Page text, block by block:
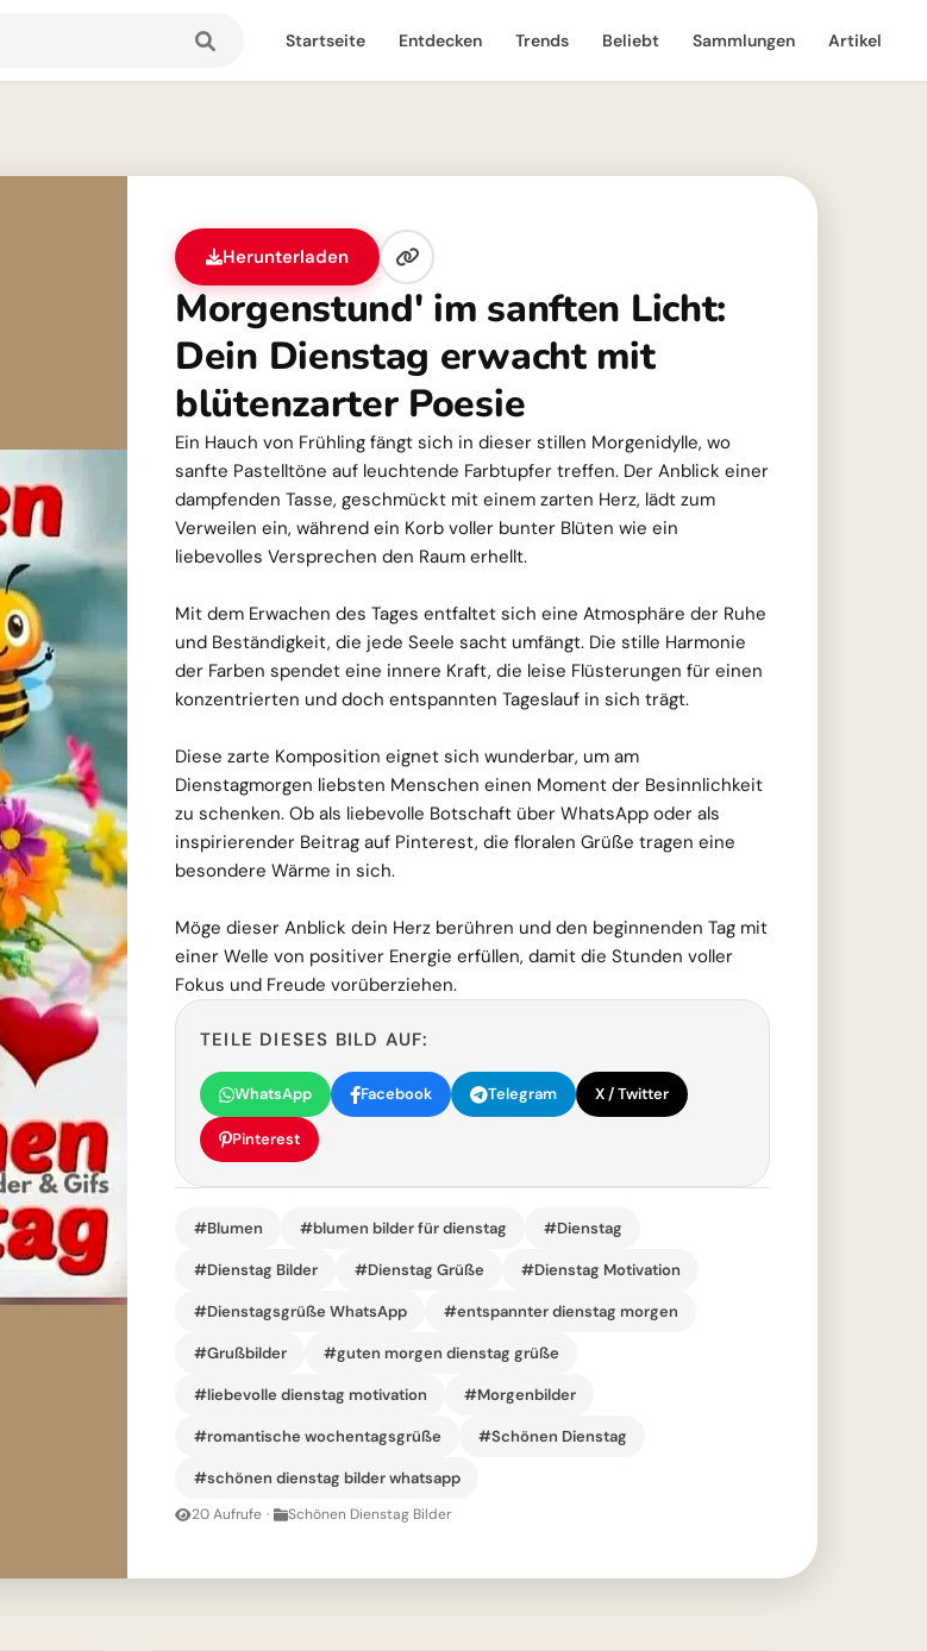
Startseite Entdecken Trends Beliebt Sammlungen Artikel
Herunterladen
Morgenstund' im sanften Licht:
Dein Dienstag erwacht mit
blütenzarter Poesie
Ein Hauch von Frühling fängt sich in dieser stillen Morgenidylle, wo
sanfte Pastelltöne auf leuchtende Farbtupfer treffen. Der Anblick einer
dampfenden Tasse, geschmückt mit einem zarten Herz, lädt zum
Verweilen ein, während ein Korb voller bunter Blüten wie ein
liebevolles Versprechen den Raum erhellt.
Mit dem Erwachen des Tages entfaltet sich eine Atmosphäre der Ruhe
und Beständigkeit, die jede Seele sacht umfängt. Die stille Harmonie
der Farben spendet eine innere Kraft, die leise Flüsterungen für einen
konzentrierten und doch entspannten Tageslauf in sich trägt.
Diese zarte Komposition eignet sich wunderbar, um am
Dienstagmorgen liebsten Menschen einen Moment der Besinnlichkeit
zu schenken. Ob als liebevolle Botschaft über WhatsApp oder als
inspirierender Beitrag auf Pinterest, die floralen Grüße tragen eine
besondere Wärme in sich.
Möge dieser Anblick dein Herz berühren und den beginnenden Tag mit
einer Welle von positiver Energie erfüllen, damit die Stunden voller
Fokus und Freude vorüberziehen.
TEILE DIESES BILD AUF:
WhatsApp Facebook Telegram X / Twitter
Pinterest
#Blumen #blumen bilder für dienstag #Dienstag
#Dienstag Bilder #Dienstag Grüße #Dienstag Motivation
#Dienstagsgrüße WhatsApp #entspannter dienstag morgen
#Grußbilder #guten morgen dienstag grüße
#liebevolle dienstag motivation #Morgenbilder
#romantische wochentagsgrüße #Schönen Dienstag
#schönen dienstag bilder whatsapp
20 Aufrufe · Schönen Dienstag Bilder